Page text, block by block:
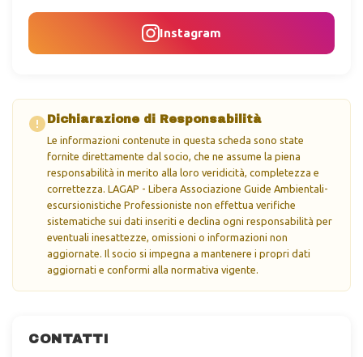
CONTATTI
Instagram
Dichiarazione di Responsabilità
Le informazioni contenute in questa scheda sono state
fornite direttamente dal socio, che ne assume la piena
responsabilità in merito alla loro veridicità, completezza e
correttezza. LAGAP - Libera Associazione Guide Ambientali-
escursionistiche Professioniste non effettua verifiche
sistematiche sui dati inseriti e declina ogni responsabilità per
eventuali inesattezze, omissioni o informazioni non
aggiornate. Il socio si impegna a mantenere i propri dati
aggiornati e conformi alla normativa vigente.